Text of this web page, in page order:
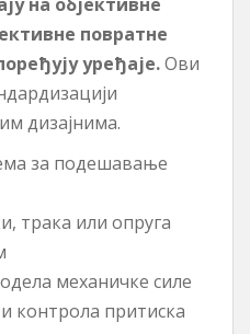
повратне
уређаје.Ови
дизајнима.
за подешавање
трака или опруга
механичке силе
контрола притиска